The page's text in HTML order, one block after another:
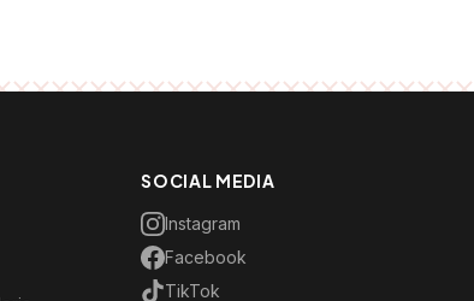
SOCIAL MEDIA
Instagram
Facebook
TikTok